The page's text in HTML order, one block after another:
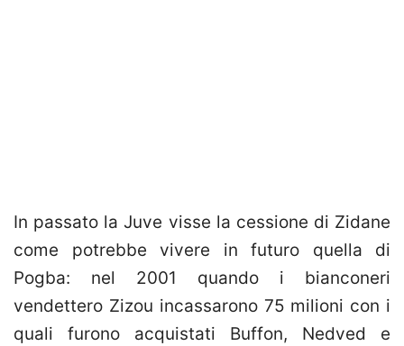
In passato la Juve visse la cessione di Zidane
come potrebbe vivere in futuro quella di
Pogba: nel 2001 quando i bianconeri
vendettero Zizou incassarono 75 milioni con i
quali furono acquistati Buffon, Nedved e